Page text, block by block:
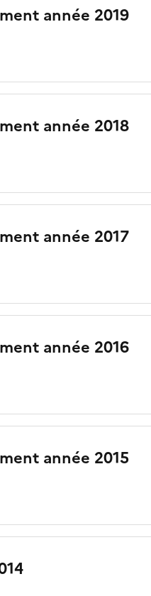
année 2019
année 2018
année 2017
année 2016
année 2015